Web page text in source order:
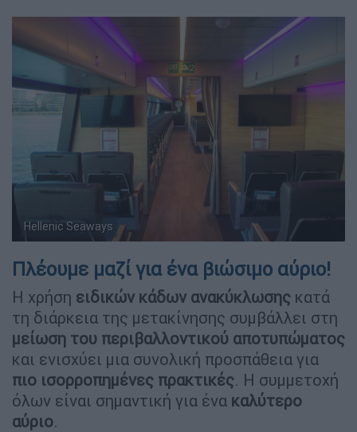
Hellenic Seaways
Πλέουμε μαζί για ένα βιώσιμο αύριο!
Η χρήση ειδικών κάδων ανακύκλωσης κατά
τη διάρκεια της μετακίνησης συμβάλλει στη
μείωση του περιβαλλοντικού αποτυπώματος
και ενισχύει μια συνολική προσπάθεια για
πιο ισορροπημένες πρακτικές. Η συμμετοχή
όλων είναι σημαντική για ένα καλύτερο
αύριο.